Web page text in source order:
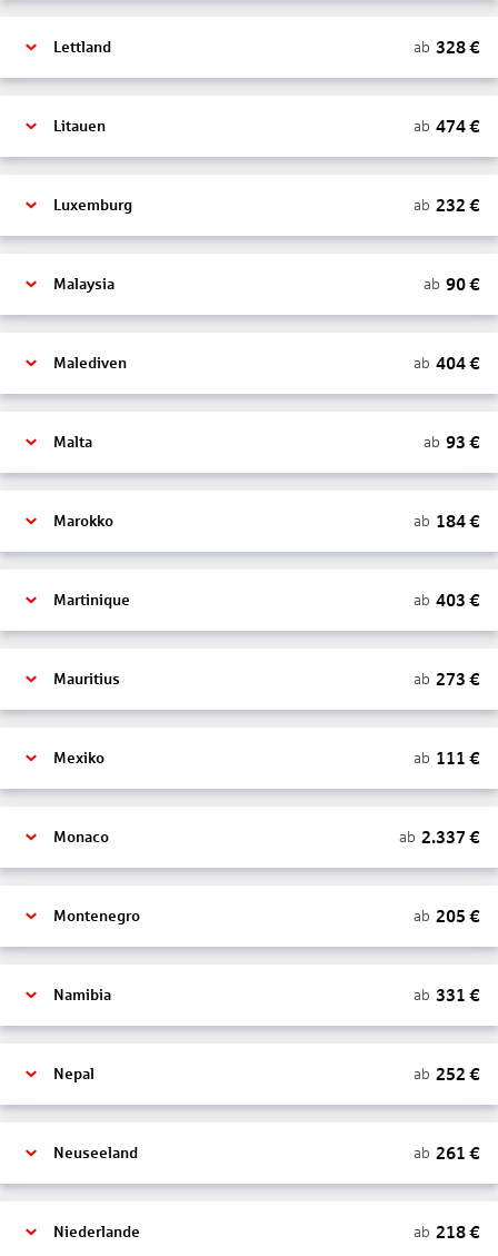
Lettland ab 328€
Litauen ab 474€
Luxemburg ab 232 €
Malaysia ab 90€
Malediven ab 404€
Malta ab 93 €
Marokko ab 184€
Martinique ab 403 €
Mauritius ab 273 €
Mexiko ab 111 €
Monaco ab 2.337 €
Montenegro ab 205 €
Namibia ab 331 €
Nepal ab 252 €
Neuseeland ab 261 €
Niederlande ab 218€